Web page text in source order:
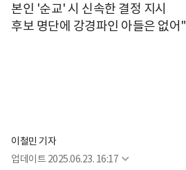
본인 '순교' 시 신속한 결정 지시
후보 명단에 강경파인 아들은 없어"
이철민 기자
업데이트 2025.06.23. 16:17